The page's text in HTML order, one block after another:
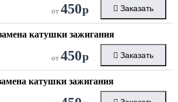
от 450р Заказать
катушки зажигания
от 450р Заказать
катушки зажигания